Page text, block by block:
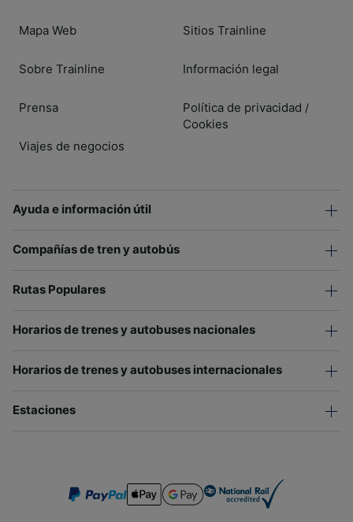
Mapa Web
Sobre Trainline
Prensa
Viajes de negocios
Sitios Trainline
Información legal
Política de privacidad /
Cookies
Ayuda e información útil
Compañías de tren y autobús
Rutas Populares
Horarios de trenes y autobuses nacionales
Horarios de trenes y autobuses internacionales
Estaciones